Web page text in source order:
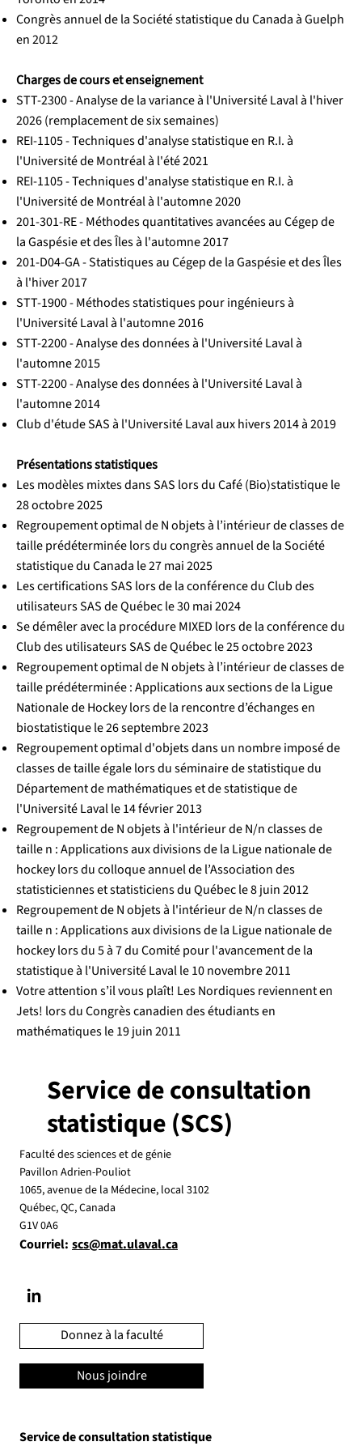
Congrès annuel de la Société statistique du Canada à Guelph
en 2012
Charges de cours et enseignement
STT-2300 - Analyse de la variance à l'Université Laval à l'hiver
2026 (remplacement de six semaines)
REI-1105 - Techniques d'analyse statistique en R.I. à
l'Université de Montréal à l'été 2021
REI-1105 - Techniques d'analyse statistique en R.I. à
l'Université de Montréal à l'automne 2020
201-301-RE - Méthodes quantitatives avancées au Cégep de
la Gaspésie et des Îles à l'automne 2017
201-D04-GA - Statistiques au Cégep de la Gaspésie et des Îles
à l'hiver 2017
STT-1900 - Méthodes statistiques pour ingénieurs à
l'Université Laval à l'automne 2016
STT-2200 - Analyse des données à l'Université Laval à
l'automne 2015
STT-2200 - Analyse des données à l'Université Laval à
l'automne 2014
Club d'étude SAS à l'Université Laval aux hivers 2014 à 2019
Présentations statistiques
Les modèles mixtes dans SAS lors du Café (Bio)statistique le
28 octobre 2025
Regroupement optimal de N objets à l’intérieur de classes de
taille prédéterminée lors du congrès annuel de la Société
statistique du Canada le 27 mai 2025
Les certifications SAS lors de la conférence du Club des
utilisateurs SAS de Québec le 30 mai 2024
Se démêler avec la procédure MIXED lors de la conférence du
Club des utilisateurs SAS de Québec le 25 octobre 2023
Regroupement optimal de N objets à l’intérieur de classes de
taille prédéterminée : Applications aux sections de la Ligue
Nationale de Hockey lors de la rencontre d’échanges en
biostatistique le 26 septembre 2023
Regroupement optimal d'objets dans un nombre imposé de
classes de taille égale lors du séminaire de statistique du
Département de mathématiques et de statistique de
l'Université Laval le 14 février 2013
Regroupement de N objets à l'intérieur de N/n classes de
taille n : Applications aux divisions de la Ligue nationale de
hockey lors du colloque annuel de l’Association des
statisticiennes et statisticiens du Québec le 8 juin 2012
Regroupement de N objets à l'intérieur de N/n classes de
taille n : Applications aux divisions de la Ligue nationale de
hockey lors du 5 à 7 du Comité pour l'avancement de la
statistique à l'Université Laval le 10 novembre 2011
Votre attention s’il vous plaît! Les Nordiques reviennent en
Jets! lors du Congrès canadien des étudiants en
mathématiques le 19 juin 2011
Service de consultation statistique
Service de consultation
statistique (SCS)
Courriel: scs@mat.ulaval.ca
Faculté des sciences et de génie
Pavillon Adrien-Pouliot
1065, avenue de la Médecine, local 3102
Québec, QC, Canada
G1V 0A6
Donnez à la faculté
Nous joindre